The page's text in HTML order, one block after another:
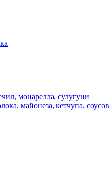
моцарелла, сулугуни
майонеза, кетчупа, соусов